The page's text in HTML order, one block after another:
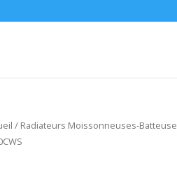
/ Radiateurs Moissonneuses-